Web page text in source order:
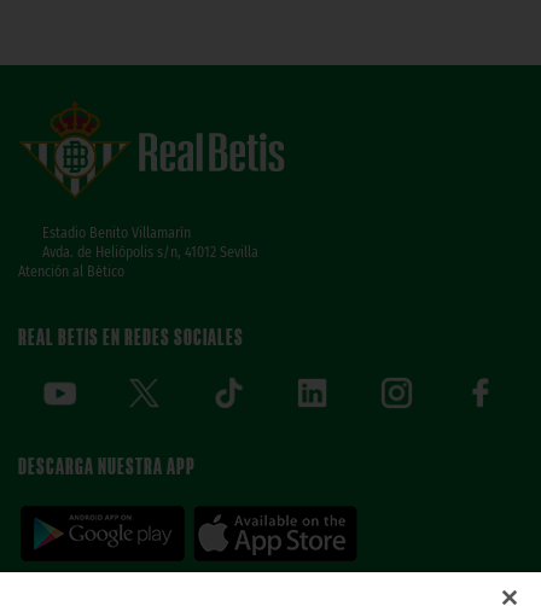
Estadio Benito Villamarín
Avda. de Heliópolis s/n, 41012 Sevilla
Atención al Bético
REAL BETIS EN REDES SOCIALES
DESCARGA NUESTRA APP